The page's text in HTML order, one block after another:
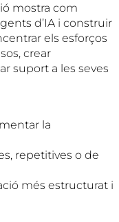
mostra com
d’IA i construir
els esforços
crear
suport a les seves
la
repetitives o de
més estructurat i